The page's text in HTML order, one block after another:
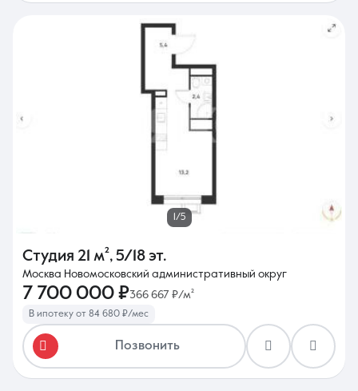
1/5
Студия 21 м², 5/18 эт.
Москва Новомосковский административный округ
7 700 000 ₽366 667 ₽/м²
В ипотеку от 84 680 ₽/мес
Позвонить